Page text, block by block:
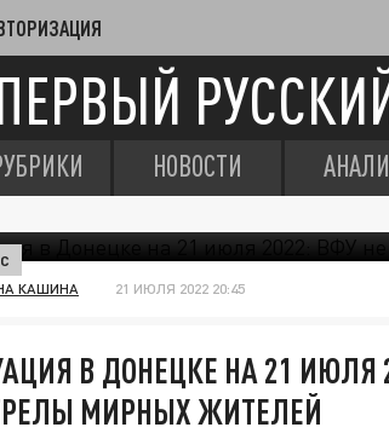
НОВОСТИ
КАШИНА 21 ИЮЛЯ 2022 20:45
В ДОНЕЦКЕ НА 21 ИЮЛЯ
МИРНЫХ ЖИТЕЛЕЙ